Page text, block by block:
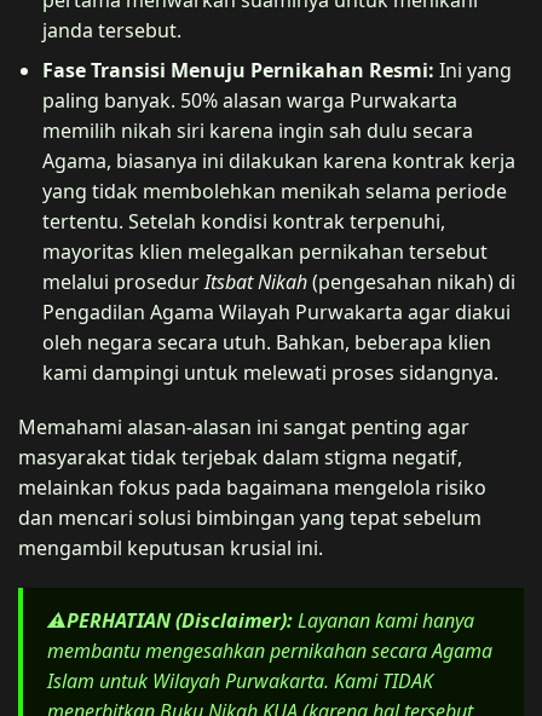
janda tersebut.
Fase Transisi Menuju Pernikahan Resmi: Ini yang
paling banyak. 50% alasan warga Purwakarta
memilih nikah siri karena ingin sah dulu secara
Agama, biasanya ini dilakukan karena kontrak kerja
yang tidak membolehkan menikah selama periode
tertentu. Setelah kondisi kontrak terpenuhi,
mayoritas klien melegalkan pernikahan tersebut
melalui prosedurItsbat Nikah(pengesahan nikah) di
Pengadilan Agama Wilayah Purwakarta agar diakui
oleh negara secara utuh. Bahkan, beberapa klien
kami dampingi untuk melewati proses sidangnya.
Memahami alasan-alasan ini sangat penting agar
masyarakat tidak terjebak dalam stigma negatif,
melainkan fokus pada bagaimana mengelola risiko
dan mencari solusi bimbingan yang tepat sebelum
mengambil keputusan krusial ini.
⚠️PERHATIAN (Disclaimer):Layanan kami hanya
membantu mengesahkan pernikahan secara Agama
Islam untuk Wilayah Purwakarta. Kami TIDAK